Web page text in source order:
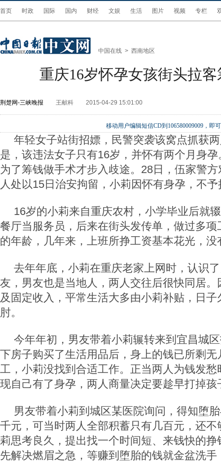
首页 时政 国际 国内 财经 文娱 生活 图片 视频 专栏
中国在线 > 西南地区
重庆16岁怀孕女孩街头拉
荆楚网-三峡晚报 王献科 2015-04-29 15:01:00
移动用户编辑短信CD到106580009009，即
年轻女子站街招嫖，民警突袭该窝点抓获
是，该违法女子只有16岁，并怀有两个月身
为了筹钱做手术才步入歧途。28日，伍家警
人处以15日治安拘留，小莉因怀有身孕，不
16岁的小莉来自重庆农村，小学毕业后就
餐厅当服务员，后来在街头发传单，做过多
的年龄，几年来，上班所挣工资基本花光，没
去年年底，小莉在重庆老家上网时，认识
友，男友也是当地人，两人交往后很快同居
及固定收入，平常生活大多由小莉补贴，日
肘。
今年年初，男友带着小莉辗转来到宜昌城
下房子购买了生活用品后，身上的钱已所剩
工，小莉没找到合适工作。正当两人为钱发
现自己有了身孕，两人商量决定要趁早打掉孩
男友带着小莉到城区某医院询问，得知堕
千元，可当时两人全部积蓄只有几百元，还
莉思考良久，提出找一个时间短、来钱快的
先解决燃眉之急，等赚到堕胎的钱就金盆洗